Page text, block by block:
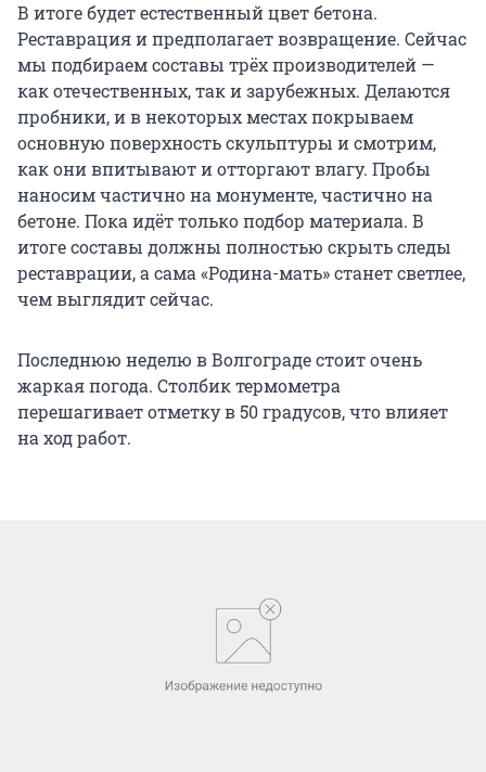
В итоге будет естественный цвет бетона.
Реставрация и предполагает возвращение. Сейчас
мы подбираем составы трёх производителей —
как отечественных, так и зарубежных. Делаются
пробники, и в некоторых местах покрываем
основную поверхность скульптуры и смотрим,
как они впитывают и отторгают влагу. Пробы
наносим частично на монументе, частично на
бетоне. Пока идёт только подбор материала. В
итоге составы должны полностью скрыть следы
реставрации, а сама «Родина-мать» станет светлее,
чем выглядит сейчас.
Последнюю неделю в Волгограде стоит очень
жаркая погода. Столбик термометра
перешагивает отметку в 50 градусов, что влияет
на ход работ.